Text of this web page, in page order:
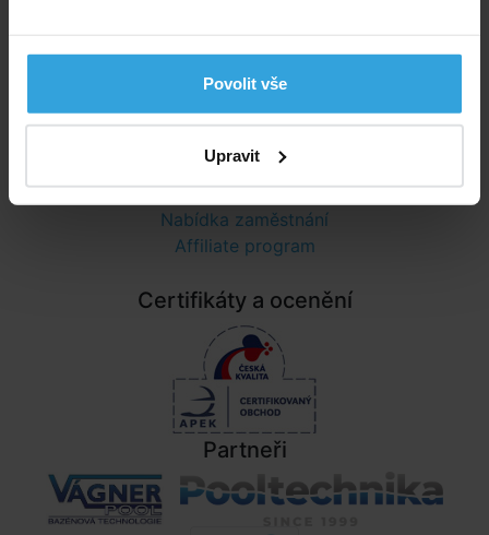
Povolit vše
Upravit
Informace
Nastavení cookies
Poradna
Nabídka zaměstnání
Affiliate program
Certifikáty a ocenění
Partneři